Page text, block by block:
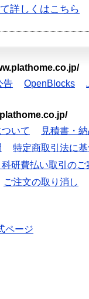
詳しくはこちら
告 OpenBlocks
いて
見積書・
特定商取引法に
研費払い取引のご
ご注文の取り消し
ページ